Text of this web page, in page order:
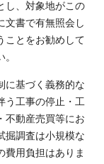
し、対象地がこの
文書で有無照会し
ことをお勧めして
に基づく義務的な
う工事の停止・工
不動産売買等にお
掘調査は小規模な
費用負担はありま